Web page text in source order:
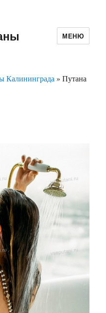
МЕНЮ
Калининграда » Путана